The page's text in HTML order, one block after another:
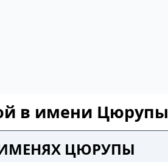
в имени Цюрупы
ИМЕНЯХ ЦЮРУПЫ